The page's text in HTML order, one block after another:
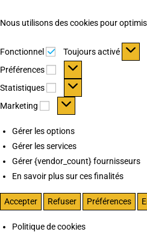
Nous utilisons des cookies pour
Fonctionnel Fonctionnel
Toujours activé
Préférences
Préférences
Statistiques Statistiques
Marketing Marketing
Gérer les options
Gérer les services
Gérer {vendor_count} fournisseurs
En savoir plus sur ces finalités
Accepter Refuser Préférences
Politique de cookies